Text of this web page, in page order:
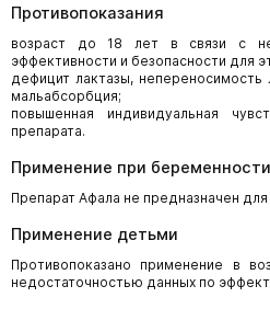
Противопоказания
возраст до 18 лет в связи с
эффективности и безопасности для
дефицит лактазы, непереносимость
мальабсорбция;
повышенная индивидуальная
препарата.
Применение при
Препарат Афала не предназначен
Применение детьми
Противопоказано применение в
недостаточностью данных по